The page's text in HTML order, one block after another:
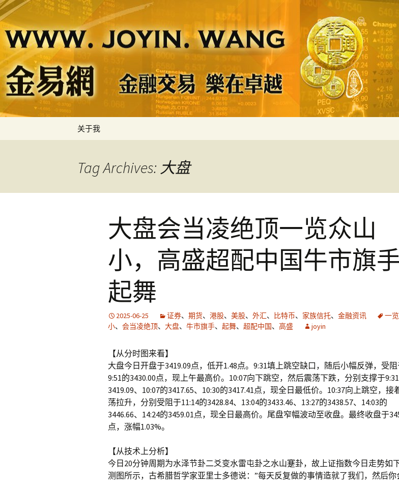
金易网 ｜ 精确严谨比
节奏，计算－－为了无
金易网
Skip
关于我
Tag Archives: 大盘
大盘会当凌绝顶一览众山
小，高盛超配中国牛市旗
起舞
2025-06-25 证券、 期货、 港股、 美股、 外汇、 比特币、 家族信托、 金融资讯
一
小、 会当凌绝顶、 大盘、 牛市旗手、 起舞、 超配中国、 高盛 joyin
【从分时图来看】
大盘今日开盘于3419.09点，低开1.48点。9:31填上跳空缺口，随后小幅反弹，受
9:51的3430.00点，现上午最高价。10:07向下跳空，然后震荡下跌，分别支撑于
3419.09、10:07的3417.65、10:30的3417.41点，现全日最低价。10:37向上跳空，接
荡拉升，分别受阻于11:14的3428.84、13:04的3433.46、13:27的3438.57、14:03的
3446.66、14:24的3459.01点，现全日最高价。尾盘窄幅波动至收盘。最终收盘于
点，涨幅1.03%。
【从技术上分析】
今日20分钟周期为水泽节卦二爻变水雷屯卦之水山蹇卦，故上证指数今日走势如
测图所示，古希腊哲学家亚里士多德说：”每天反复做的事情造就了我们，然后你